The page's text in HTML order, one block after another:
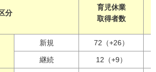
分
育児休業
取得者数
新規 72（+26）
継続 12（+9）